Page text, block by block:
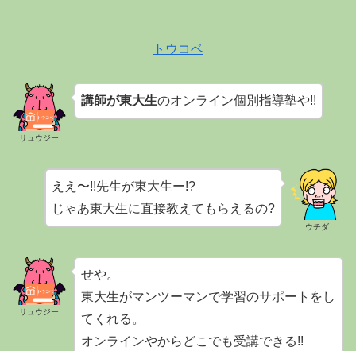
トウコベ
リュウジー
講師が東大生のオンライン個別指導塾や!!
ウチダ
ええ〜!!先生が東大生ー!?
じゃあ東大生に直接教えてもらえるの?
リュウジー
せや。
東大生がマンツーマンで学習のサポートをし
てくれる。
オンラインやからどこでも受講できる!!